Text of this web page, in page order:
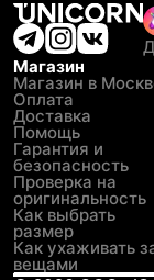
Магазин
Магазин в
Оплата
Доставка
Помощь
Гарантия и
безопасность
Проверка на
оригинальность
Как выбрать
размер
Как ухаживать
вещами